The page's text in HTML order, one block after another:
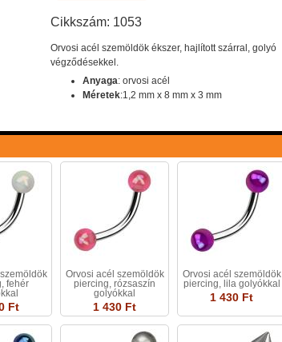
Cikkszám: 1053
Orvosi acél szemöldök ékszer, hajlított szárral, golyó
végződésekkel.
Anyaga: orvosi acél
Méretek:1,2 mm x 8 mm x 3 mm
fehér
Ft
Orvosi acél szemöldök
piercing, rózsaszín
golyókkal
1 430 Ft
Orvosi acél szemöldök
piercing, lila golyókkal
1 430 Ft